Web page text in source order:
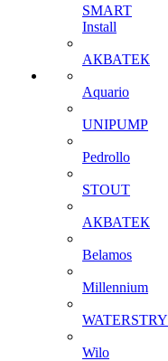
SMART
Install
АКВАТЕК
Aquario
UNIPUMP
Pedrollo
STOUT
АКВАТЕК
Belamos
Millennium
WATERSTRY
Wilo